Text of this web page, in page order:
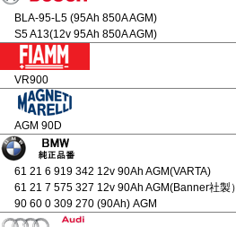
BLA-95-L5 (95Ah 850A AGM)
S5 A13(12v 95Ah 850A AGM)
VR900
AGM 90D
61 21 6 919 342 12v 90Ah AGM(VARTA)
61 21 7 575 327 12v 90Ah AGM(Banner社製）
90 60 0 309 270 (90Ah) AGM